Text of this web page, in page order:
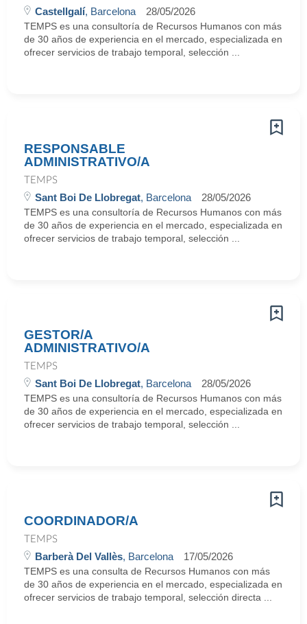
Castellgalí, Barcelona 28/05/2026
TEMPS es una consultoría de Recursos Humanos con más
de 30 años de experiencia en el mercado, especializada en
ofrecer servicios de trabajo temporal, selección ...
RESPONSABLE
ADMINISTRATIVO/A
TEMPS
Sant Boi De Llobregat, Barcelona 28/05/2026
TEMPS es una consultoría de Recursos Humanos con más
de 30 años de experiencia en el mercado, especializada en
ofrecer servicios de trabajo temporal, selección ...
GESTOR/A
ADMINISTRATIVO/A
TEMPS
Sant Boi De Llobregat, Barcelona 28/05/2026
TEMPS es una consultoría de Recursos Humanos con más
de 30 años de experiencia en el mercado, especializada en
ofrecer servicios de trabajo temporal, selección ...
COORDINADOR/A
TEMPS
Barberà Del Vallès, Barcelona 17/05/2026
TEMPS es una consulta de Recursos Humanos con más
de 30 años de experiencia en el mercado, especializada en
ofrecer servicios de trabajo temporal, selección directa ...